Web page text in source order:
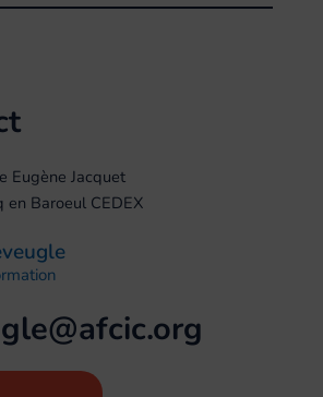
Eugène Jacquet
Baroeul CEDEX